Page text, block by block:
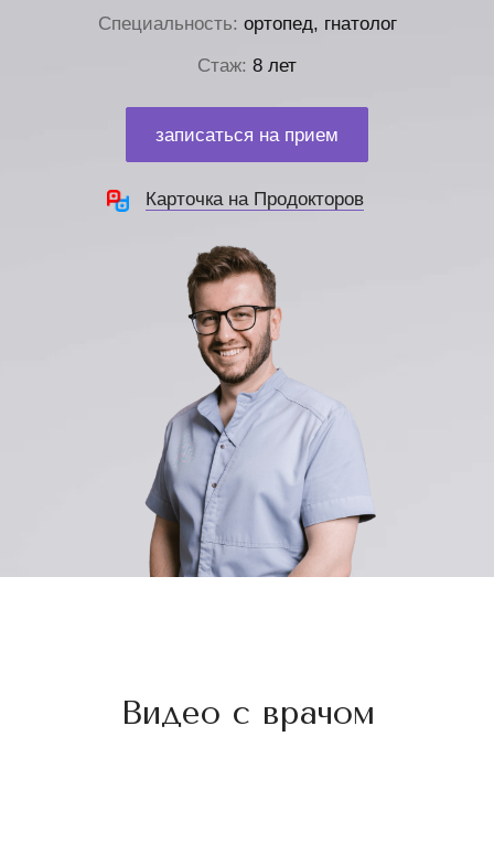
Специальность: ортопед, гнатолог
Стаж: 8 лет
записаться на прием
Карточка на Продокторов
Видео с врачом